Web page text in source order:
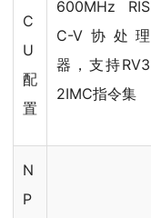
C
U
配
置
600MHz RIS
C-V协处理
器，支持RV3
2IMC指令集
N
P